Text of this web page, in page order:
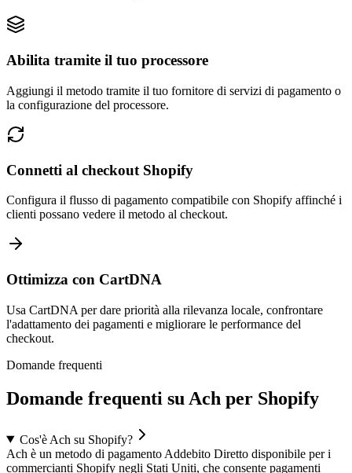
Abilita tramite il tuo processore
Aggiungi il metodo tramite il tuo fornitore di servizi di pagamento o
la configurazione del processore.
Connetti al checkout Shopify
Configura il flusso di pagamento compatibile con Shopify affinché i
clienti possano vedere il metodo al checkout.
Ottimizza con CartDNA
Usa CartDNA per dare priorità alla rilevanza locale, confrontare
l'adattamento dei pagamenti e migliorare le performance del
checkout.
Domande frequenti
Domande frequenti su Ach per Shopify
Cos'è Ach su Shopify?
Ach è un metodo di pagamento Addebito Diretto disponibile per i
commercianti Shopify negli Stati Uniti, che consente pagamenti